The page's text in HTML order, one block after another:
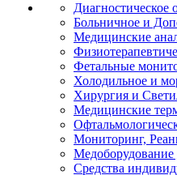
Диагностическое
Больничное и
Медицинские
Фетальные
Холодильное и
Хирургия и
Медицинские
Мониторинг,
Средства